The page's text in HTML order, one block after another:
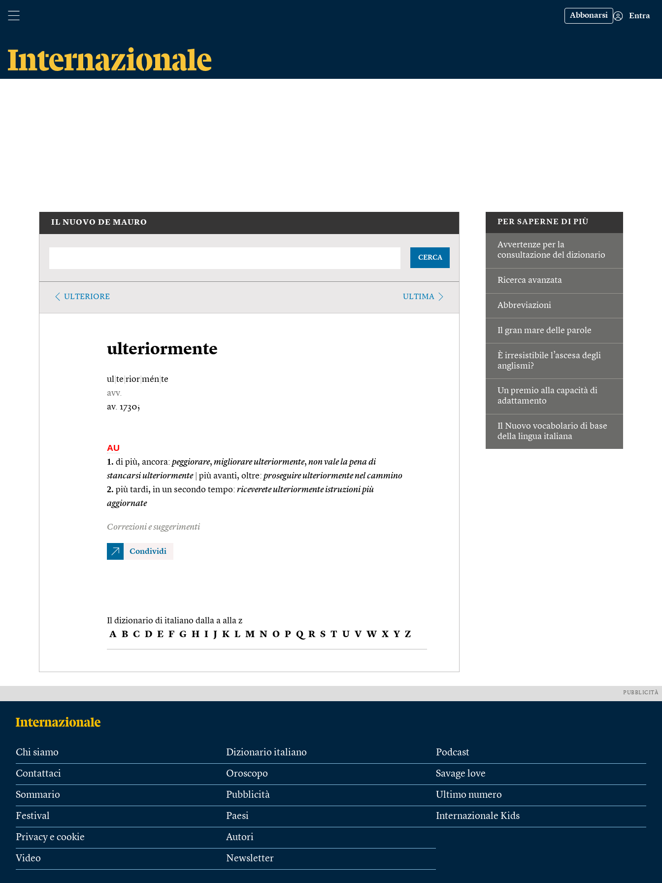
Abbonarsi Entra
PER SAPERNE DI PIÙ
Avvertenze per la
consultazione del dizionario
Ricerca avanzata
Abbreviazioni
Il gran mare delle parole
È irresistibile l’ascesa degli
anglismi?
Un premio alla capacità di
adattamento
Il Nuovo vocabolario di base
della lingua italiana
IL NUOVO DE MAURO
CERCA
ULTERIORE ULTIMA
ulteriormente
ul te rior mén te
avv.
av. 1730;
AU
1. di più, ancora: peggiorare, migliorare ulteriormente, non vale la pena di
stancarsi ulteriormente
più avanti, oltre: proseguire ulteriormente nel cammino
2. più tardi, in un secondo tempo: riceverete ulteriormente istruzioni più
aggiornate
Correzioni e suggerimenti
Condividi
Il dizionario di italiano dalla a alla z
A B C D E F G H I J K L M N O P Q R S T U V W X Y Z
PUBBLICITÀ
Chi siamo
Contattaci
Sommario
Festival
Privacy e cookie
Video
Dizionario italiano
Oroscopo
Pubblicità
Paesi
Autori
Newsletter
Podcast
Savage love
Ultimo numero
Internazionale Kids